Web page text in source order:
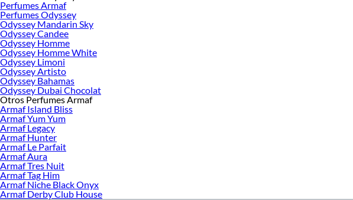
Perfumes Armaf
Perfumes Odyssey
Odyssey Mandarin Sky
Odyssey Candee
Odyssey Homme
Odyssey Homme White
Odyssey Limoni
Odyssey Artisto
Odyssey Bahamas
Odyssey Dubai Chocolat
Otros Perfumes Armaf
Armaf Island Bliss
Armaf Yum Yum
Armaf Legacy
Armaf Hunter
Armaf Le Parfait
Armaf Aura
Armaf Tres Nuit
Armaf Tag Him
Armaf Niche Black Onyx
Armaf Derby Club House